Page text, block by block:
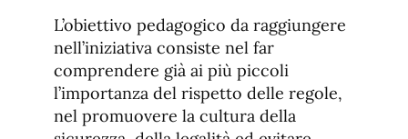
L’obiettivo pedagogico da raggiungere
nell’iniziativa consiste nel far
comprendere già ai più piccoli
l’importanza del rispetto delle regole,
nel promuovere la cultura della